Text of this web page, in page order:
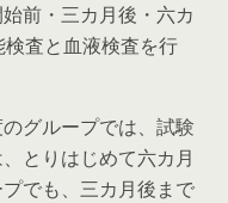
前・三カ月後・六カ
査と血液検査を行
グループでは、試験
とりはじめて六カ月
でも、三カ月後まで